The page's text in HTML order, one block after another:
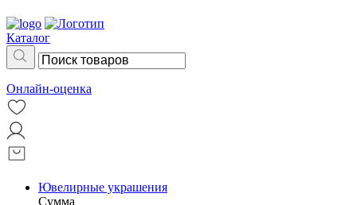
Каталог
Онлайн-оценка
Ювелирные украшения
Сумма